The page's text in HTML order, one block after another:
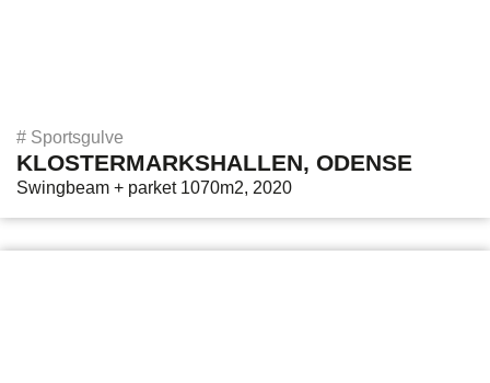
# Sportsgulve
KLOSTERMARKSHALLEN, ODENSE
Swingbeam + parket 1070m2, 2020